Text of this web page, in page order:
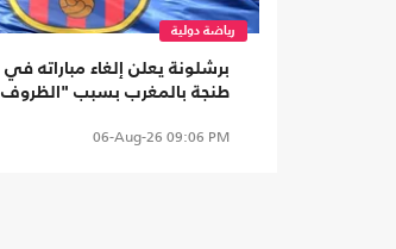
رياضة دولية
برشلونة يعلن إلغاء مباراته في
طنجة بالمغرب بسبب "الظروف
06-Aug-26 09:06 PM